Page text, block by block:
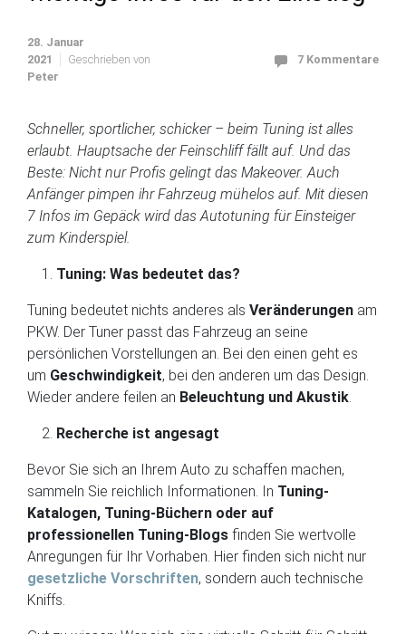
28. Januar
2021
Geschrieben von
Peter
7 Kommentare
Schneller, sportlicher, schicker – beim Tuning ist alles
erlaubt. Hauptsache der Feinschliff fällt auf. Und das
Beste: Nicht nur Profis gelingt das Makeover. Auch
Anfänger pimpen ihr Fahrzeug mühelos auf. Mit diesen
7 Infos im Gepäck wird das Autotuning für Einsteiger
zum Kinderspiel.
Tuning: Was bedeutet das?
Tuning bedeutet nichts anderes als Veränderungen am
PKW. Der Tuner passt das Fahrzeug an seine
persönlichen Vorstellungen an. Bei den einen geht es
um Geschwindigkeit, bei den anderen um das Design.
Wieder andere feilen an Beleuchtung und Akustik.
Recherche ist angesagt
Bevor Sie sich an Ihrem Auto zu schaffen machen,
sammeln Sie reichlich Informationen. In Tuning-
Katalogen, Tuning-Büchern oder auf
professionellen Tuning-Blogs finden Sie wertvolle
Anregungen für Ihr Vorhaben. Hier finden sich nicht nur
gesetzliche Vorschriften, sondern auch technische
Kniffs.